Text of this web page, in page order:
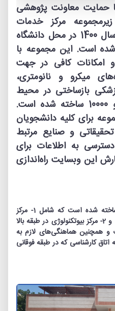
حمایت معاونت پژوهشی
مرکز خدمات
آزمایشگاهی، در اسفندماه سال 1400 در محل دانشگاه
است. این مجموعه با
امکانات کافی در جهت
میکرو و نانومتری،
بازساختی در محیط
اتاق تمیز با کلاس 1000 و 10000 ساخته شده است.
برای کلیه‏ دانشجویان
و صنایع مرتبط
به اطلاعات برای
این وبسایت راه‌اندازی
این مجموعه در دو طبقه مجزا ساخته شده است که شامل 1- مرکز
ساخت میکرو و نانو در طبقه پایین و 2- مرکز بیوتکنولوژی در طبقه بالا
و همچنین هماهنگی‌های لازم به
اتاق کارشناسی که در طبقه فوقانی